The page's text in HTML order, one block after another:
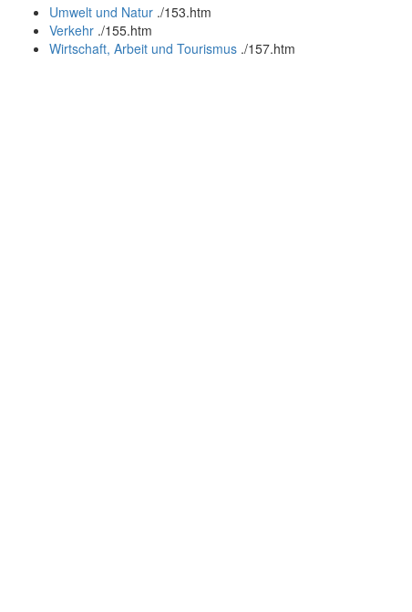
Umwelt und Natur ./153.htm
Verkehr ./155.htm
Wirtschaft, Arbeit und Tourismus ./157.htm